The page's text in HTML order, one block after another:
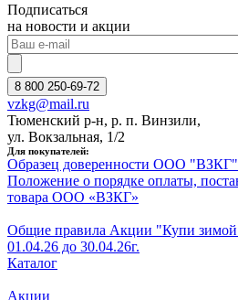
Подписаться
на новости и акции
8 800 250-69-72
vzkg@mail.ru
Тюменский р-н, р. п. Винзили,
ул. Вокзальная, 1/2
Для покупателей:
Образец доверенности ООО
Положение о порядке оплаты,
товара ООО «ВЗКГ»
Общие правила Акции "Купи зимой
01.04.26 до 30.04.26г.
Каталог
Акции